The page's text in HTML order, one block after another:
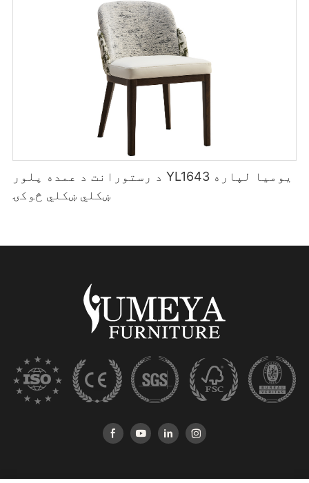
د رستورانت د عمده پلور YL1643 یومیا لپاره
ښکلي ښکلي څوکۍ